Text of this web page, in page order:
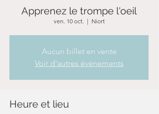
Apprenez le trompe l'oeil
ven. 10 oct.
  |
Niort
Aucun billet en vente
Voir d'autres événements
Heure et lieu